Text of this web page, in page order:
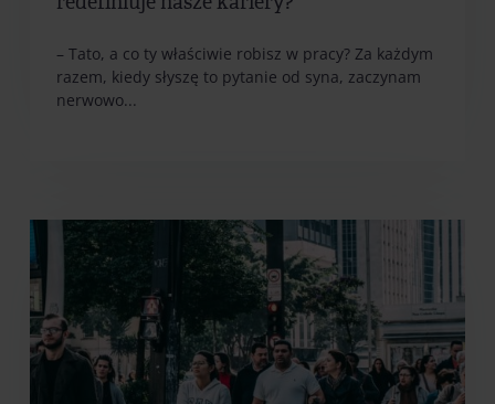
– Tato, a co ty właściwie robisz w pracy? Za każdym
razem, kiedy słyszę to pytanie od syna, zaczynam
nerwowo...